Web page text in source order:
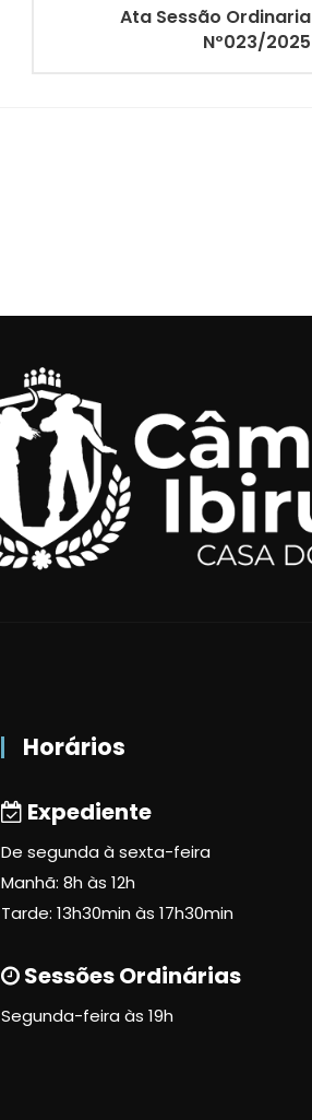
Ata Sessão Ordinaria
Nº023/2025
Horários
Expediente
De segunda à sexta-feira
Manhã: 8h às 12h
Tarde: 13h30min às 17h30min
Sessões Ordinárias
Segunda-feira às 19h